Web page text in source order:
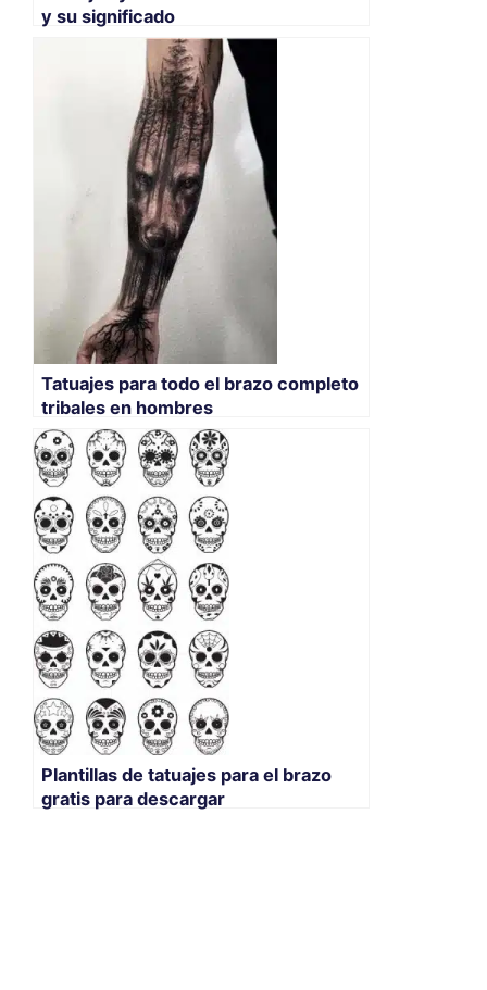
y su significado
Tatuajes para todo el brazo completo
tribales en hombres
Plantillas de tatuajes para el brazo
gratis para descargar